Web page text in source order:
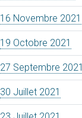
16 Novembre 2021
19 Octobre 2021
27 Septembre 2021
30 Juillet 2021